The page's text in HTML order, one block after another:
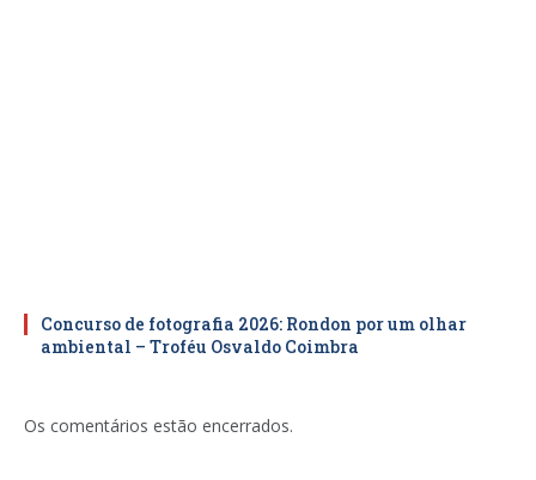
Concurso de fotografia 2026: Rondon por um olhar
ambiental – Troféu Osvaldo Coimbra
Os comentários estão encerrados.